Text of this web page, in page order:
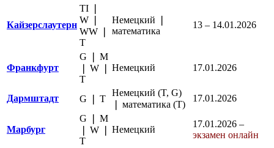
Кайзерслаутерн
TI ❘
W ❘
WW ❘
Т
Немецкий ❘
математика
13 – 14.01.2026
Франкфурт
G ❘ M
❘ W ❘
Т
Немецкий 17.01.2026
Дармштадт G ❘ Т
Немецкий (T, G)
❘ математика (T)
17.01.2026
Марбург
G ❘ M
❘ W ❘
Т
Немецкий
17.01.2026 –
экзамен онлайн